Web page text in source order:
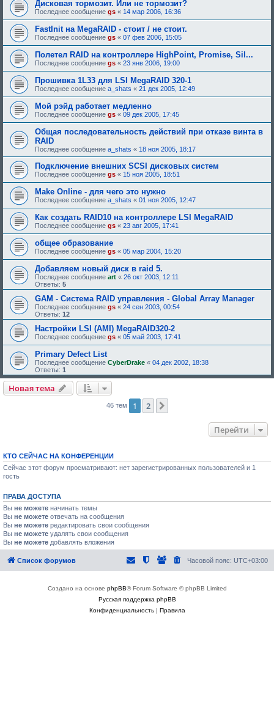
Дисковая тормозит. Или не тормозит?
Последнее сообщение gs « 14 мар 2006, 16:36
FastInit на MegaRAID - стоит / не стоит.
Последнее сообщение gs « 07 фев 2006, 15:05
Полетел RAID на контроллере HighPoint, Promise, Sil...
Последнее сообщение gs « 23 янв 2006, 19:00
Прошивка 1L33 для LSI MegaRAID 320-1
Последнее сообщение a_shats « 21 дек 2005, 12:49
Мой рэйд работает медленно
Последнее сообщение gs « 09 дек 2005, 17:45
Общая последовательность действий при отказе винта в
RAID
Последнее сообщение a_shats « 18 ноя 2005, 18:17
Подключение внешних SCSI дисковых систем
Последнее сообщение gs « 15 ноя 2005, 18:51
Make Online - для чего это нужно
Последнее сообщение a_shats « 01 ноя 2005, 12:47
Как создать RAID10 на контроллере LSI MegaRAID
Последнее сообщение gs « 23 авг 2005, 17:41
общее образование
Последнее сообщение gs « 05 мар 2004, 15:20
Добавляем новый диск в raid 5.
Последнее сообщение art « 26 окт 2003, 12:11
Ответы: 5
GAM - Система RAID управления - Global Array Manager
Последнее сообщение gs « 24 сен 2003, 00:54
Ответы: 12
Настройки LSI (AMI) MegaRAID320-2
Последнее сообщение gs « 05 май 2003, 17:41
Primary Defect List
Последнее сообщение CyberDrake « 04 дек 2002, 18:38
Ответы: 1
Новая тема
46 тем 1 2
Перейти
КТО СЕЙЧАС НА КОНФЕРЕНЦИИ
Сейчас этот форум просматривают: нет зарегистрированных пользователей и 1
гость
ПРАВА ДОСТУПА
Вы не можете начинать темы
Вы не можете отвечать на сообщения
Вы не можете редактировать свои сообщения
Вы не можете удалять свои сообщения
Вы не можете добавлять вложения
Список форумов Часовой пояс: UTC+03:00
Создано на основе phpBB® Forum Software © phpBB Limited
Русская поддержка phpBB
Конфиденциальность| Правила